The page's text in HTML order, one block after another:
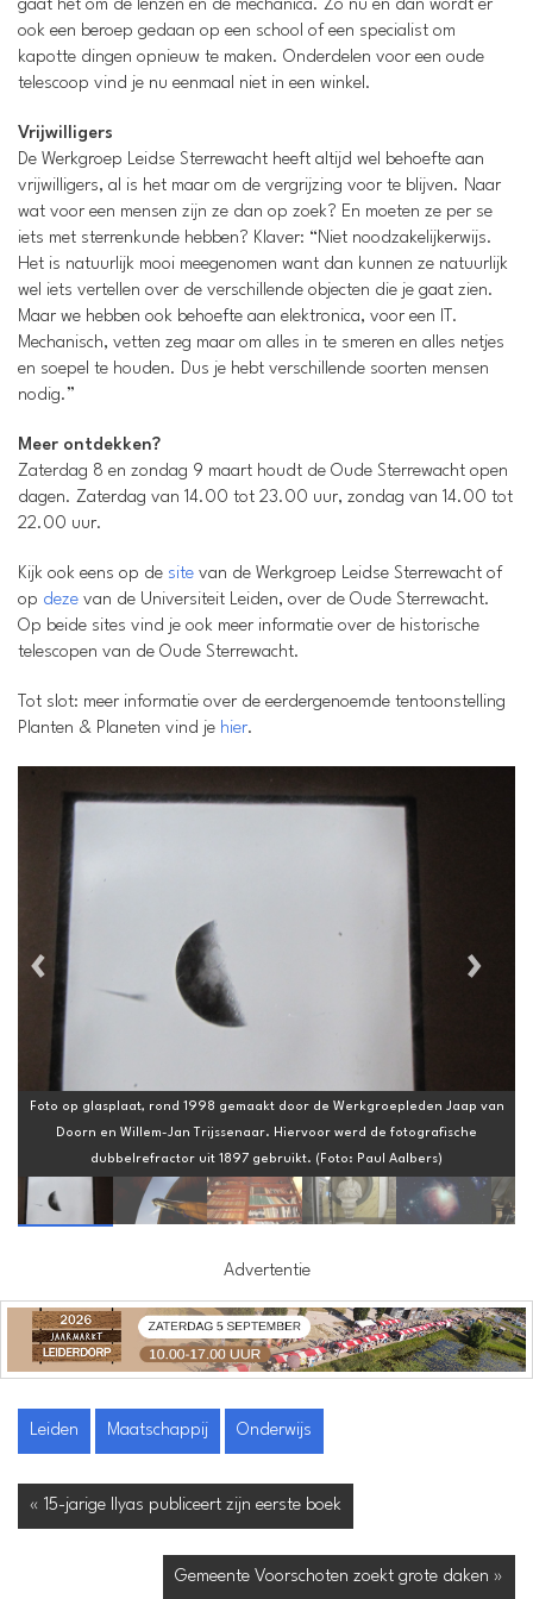
gaat het om de lenzen en de mechanica. Zo nu en dan wordt er
ook een beroep gedaan op een school of een specialist om
kapotte dingen opnieuw te maken. Onderdelen voor een oude
telescoop vind je nu eenmaal niet in een winkel.
Vrijwilligers
De Werkgroep Leidse Sterrewacht heeft altijd wel behoefte aan
vrijwilligers, al is het maar om de vergrijzing voor te blijven. Naar
wat voor een mensen zijn ze dan op zoek? En moeten ze per se
iets met sterrenkunde hebben? Klaver: “Niet noodzakelijkerwijs.
Het is natuurlijk mooi meegenomen want dan kunnen ze natuurlijk
wel iets vertellen over de verschillende objecten die je gaat zien.
Maar we hebben ook behoefte aan elektronica, voor een IT.
Mechanisch, vetten zeg maar om alles in te smeren en alles netjes
en soepel te houden. Dus je hebt verschillende soorten mensen
nodig.”
Meer ontdekken?
Zaterdag 8 en zondag 9 maart houdt de Oude Sterrewacht open
dagen. Zaterdag van 14.00 tot 23.00 uur, zondag van 14.00 tot
22.00 uur.
Kijk ook eens op de site van de Werkgroep Leidse Sterrewacht of
op deze van de Universiteit Leiden, over de Oude Sterrewacht.
Op beide sites vind je ook meer informatie over de historische
telescopen van de Oude Sterrewacht.
Tot slot: meer informatie over de eerdergenoemde tentoonstelling
Planten & Planeten vind je hier.
Foto op glasplaat, rond 1998 gemaakt door de Werkgroepleden Jaap van
Doorn en Willem-Jan Trijssenaar. Hiervoor werd de fotografische
dubbelrefractor uit 1897 gebruikt. (Foto: Paul Aalbers)
Advertentie
Leiden Maatschappij Onderwijs
« 15-jarige Ilyas publiceert zijn eerste boek
Gemeente Voorschoten zoekt grote daken »